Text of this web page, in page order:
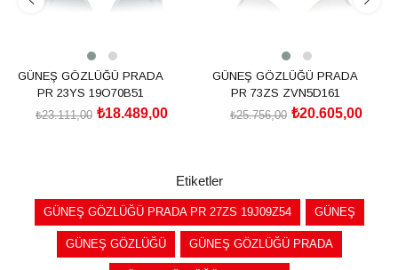
GÜNEŞ GÖZLÜĞÜ PRADA
PR 23YS 19O70B51
₺18.489,00
₺23.111,00
GÜNEŞ GÖZLÜĞÜ PRADA
PR 73ZS ZVN5D161
₺20.605,00
₺25.756,00
Etiketler
GÜNEŞ GÖZLÜĞÜ PRADA PR 27ZS 19J09Z54 GÜNEŞ
GÜNEŞ GÖZLÜĞÜ GÜNEŞ GÖZLÜĞÜ PRADA